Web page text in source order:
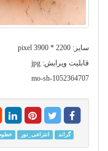
سایز: 2200 * 3900 pixel
قابلیت ویرایش: jpg
mo-sh-1052364707
گراند انتزاعی_نور